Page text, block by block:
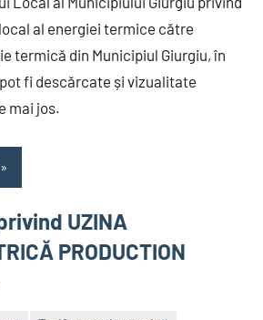
al energiei termice către
termică din Municipiul Giurgiu, în
fi descărcate și vizualitate
mai jos.
UZINA
PRODUCTION